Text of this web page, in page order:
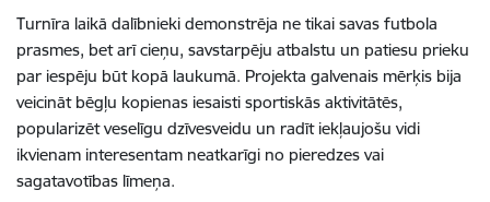
Turnīra laikā dalībnieki demonstrēja ne tikai savas futbola
prasmes, bet arī cieņu, savstarpēju atbalstu un patiesu prieku
par iespēju būt kopā laukumā. Projekta galvenais mērķis bija
veicināt bēgļu kopienas iesaisti sportiskās aktivitātēs,
popularizēt veselīgu dzīvesveidu un radīt iekļaujošu vidi
ikvienam interesentam neatkarīgi no pieredzes vai
sagatavotības līmeņa.